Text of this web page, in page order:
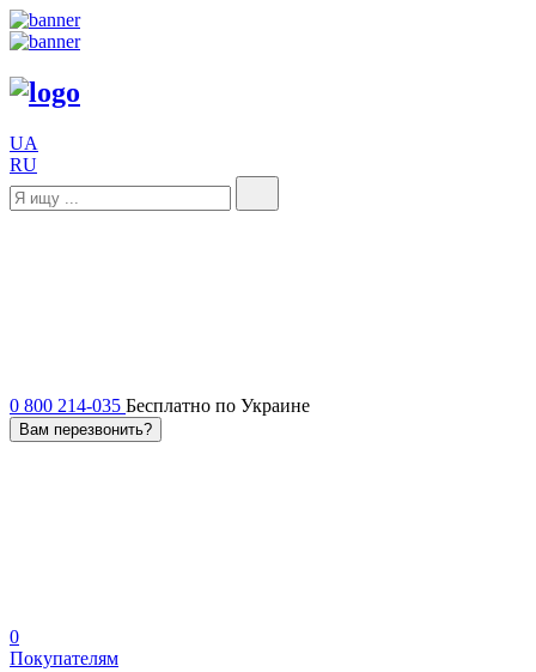
UA
RU
0 800 214-035 Бесплатно по Украине
Вам перезвонить?
0
Покупателям